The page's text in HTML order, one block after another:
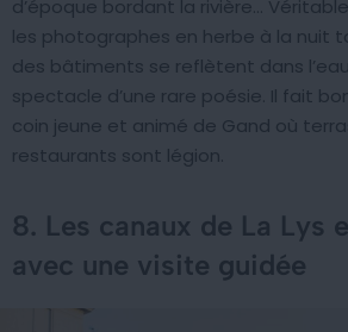
d’époque bordant la rivière…
les photographes en herbe à la nuit
des bâtiments se reflètent dans
spectacle d’une rare poésie. Il fait
coin jeune et animé de Gand où
restaurants sont légion.
8. Les canaux de La Lys
avec une visite guidée